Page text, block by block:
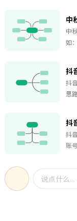
中
中
如： 月满朝阳，花开盛世； 双节同
国庆八
停。
抖
抖
思
量
及
抖
抖
账
你